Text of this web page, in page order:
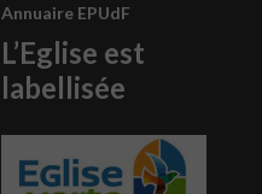
Annuaire EPUdF
L’Eglise est
labellisée